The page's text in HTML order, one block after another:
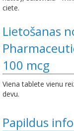
ciete.
Lietošanas
100 mcg
Viena tablete vienu
devu.
Papildus